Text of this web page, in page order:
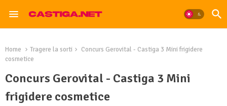
Home Tragere la sorti
Concurs Gerovital - Castiga 3 Mini frigidere
cosmetice
Concurs Gerovital - Castiga 3 Mini
frigidere cosmetice